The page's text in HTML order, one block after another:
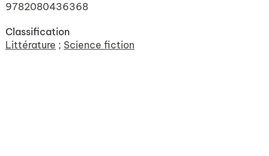
9782080436368
Classification
Littérature ; Science fiction